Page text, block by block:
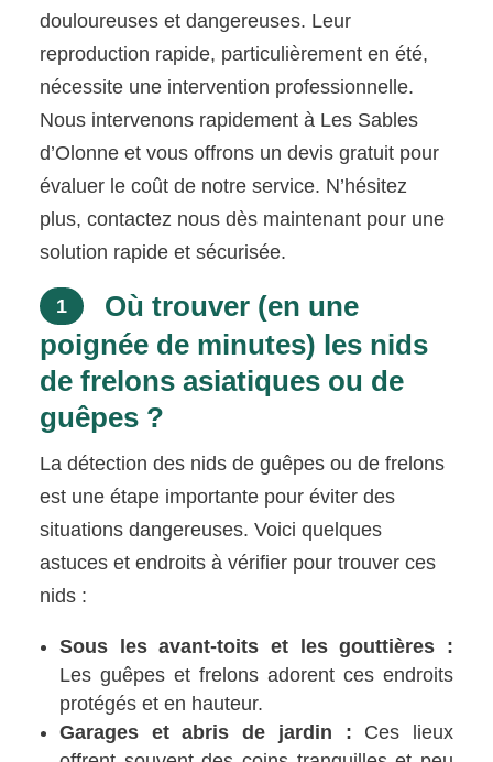
douloureuses et dangereuses. Leur
reproduction rapide, particulièrement en été,
nécessite une intervention professionnelle.
Nous intervenons rapidement à Les Sables
d’Olonne et vous offrons un devis gratuit pour
évaluer le coût de notre service. N’hésitez
plus, contactez nous dès maintenant pour une
solution rapide et sécurisée.
1
Où trouver (en une
poignée de minutes) les nids
de frelons asiatiques ou de
guêpes ?
La détection des nids de guêpes ou de frelons
est une étape importante pour éviter des
situations dangereuses. Voici quelques
astuces et endroits à vérifier pour trouver ces
nids :
Sous les avant-toits et les gouttières :
Les guêpes et frelons adorent ces endroits
protégés et en hauteur.
Garages et abris de jardin : Ces lieux